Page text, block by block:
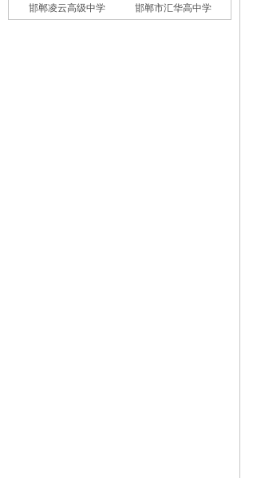
邯郸凌云高级中学 邯郸市汇华高中学